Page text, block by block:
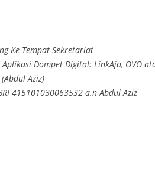
Ke Tempat Sekretariat
Dompet Digital: LinkAja, OVO
Aziz)
415101030063532 a.n Abdul Aziz